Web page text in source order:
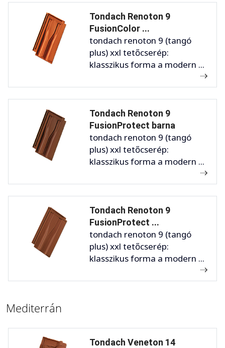
Tondach Renoton 9
FusionColor ...
tondach renoton 9 (tangó
plus) xxl tetőcserép:
klasszikus forma a modern ...
Tondach Renoton 9
FusionProtect barna
tondach renoton 9 (tangó
plus) xxl tetőcserép:
klasszikus forma a modern ...
Tondach Renoton 9
FusionProtect ...
tondach renoton 9 (tangó
plus) xxl tetőcserép:
klasszikus forma a modern ...
Mediterrán
Tondach Veneton 14